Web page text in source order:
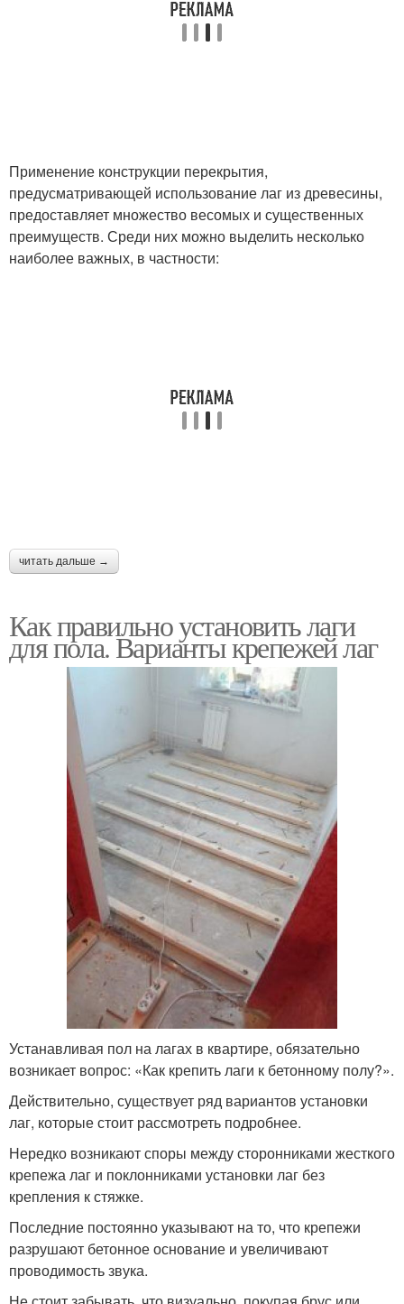
Применение конструкции перекрытия,
предусматривающей использование лаг из древесины,
предоставляет множество весомых и существенных
преимуществ. Среди них можно выделить несколько
наиболее важных, в частности:
читать дальше →
Как правильно установить лаги
для пола. Варианты крепежей лаг
Устанавливая пол на лагах в квартире, обязательно
возникает вопрос: «Как крепить лаги к бетонному полу?».
Действительно, существует ряд вариантов установки
лаг, которые стоит рассмотреть подробнее.
Нередко возникают споры между сторонниками жесткого
крепежа лаг и поклонниками установки лаг без
крепления к стяжке.
Последние постоянно указывают на то, что крепежи
разрушают бетонное основание и увеличивают
проводимость звука.